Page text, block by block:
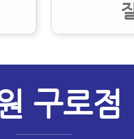
구로점